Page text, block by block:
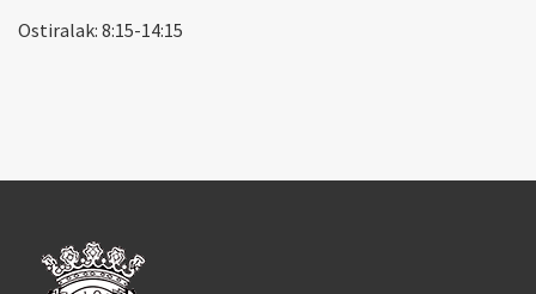
Ostiralak: 8:15-14:15